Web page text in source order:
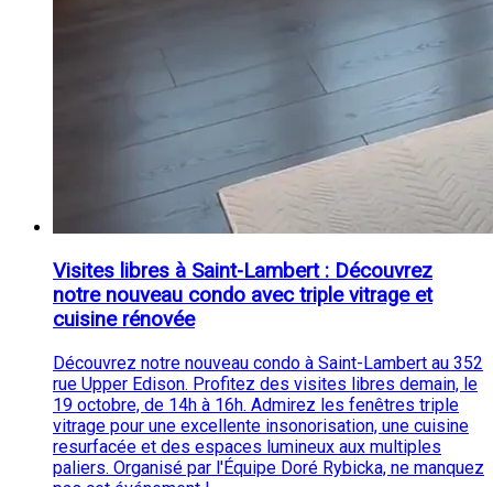
Visites libres à Saint-Lambert : Découvrez
notre nouveau condo avec triple vitrage et
cuisine rénovée
Découvrez notre nouveau condo à Saint-Lambert au 352
rue Upper Edison. Profitez des visites libres demain, le
19 octobre, de 14h à 16h. Admirez les fenêtres triple
vitrage pour une excellente insonorisation, une cuisine
resurfacée et des espaces lumineux aux multiples
paliers. Organisé par l'Équipe Doré Rybicka, ne manquez